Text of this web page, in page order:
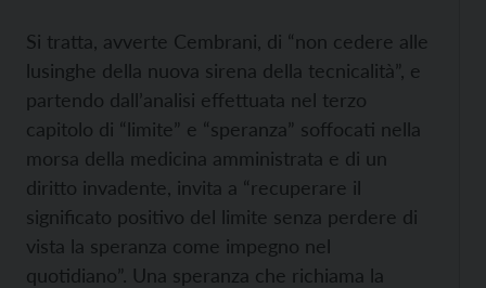
Si tratta, avverte Cembrani, di “non cedere alle
lusinghe della nuova sirena della tecnicalità”, e
partendo dall’analisi effettuata nel terzo
capitolo di “limite” e “speranza” soffocati nella
morsa della medicina amministrata e di un
diritto invadente, invita a “recuperare il
significato positivo del limite senza perdere di
vista la speranza come impegno nel
quotidiano”. Una speranza che richiama la